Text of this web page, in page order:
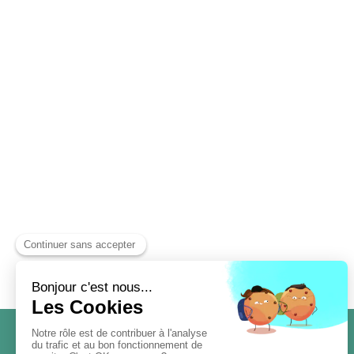
Laurence Cros Praticienne Méthode de